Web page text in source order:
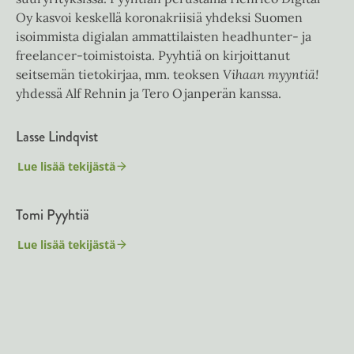
Oy kasvoi keskellä koronakriisiä yhdeksi Suomen
isoimmista digialan ammattilaisten headhunter- ja
freelancer-toimistoista. Pyyhtiä on kirjoittanut
seitsemän tietokirjaa, mm. teoksen Vihaan myyntiä!
yhdessä Alf Rehnin ja Tero Ojanperän kanssa.
Lasse Lindqvist
Lue lisää tekijästä
L
s
L
i
Tomi Pyyhtiä
Lue lisää tekijästä
T